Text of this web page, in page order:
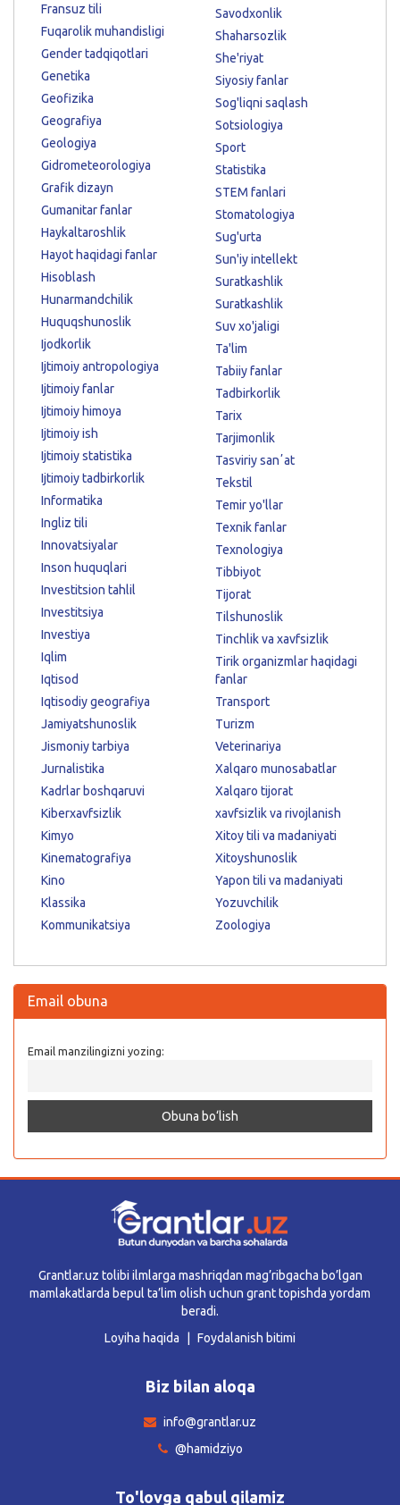
Fransuz tili
Fuqarolik muhandisligi
Gender tadqiqotlari
Genetika
Geofizika
Geografiya
Geologiya
Gidrometeorologiya
Grafik dizayn
Gumanitar fanlar
Haykaltaroshlik
Hayot haqidagi fanlar
Hisoblash
Hunarmandchilik
Huquqshunoslik
Ijodkorlik
Ijtimoiy antropologiya
Ijtimoiy fanlar
Ijtimoiy himoya
Ijtimoiy ish
Ijtimoiy statistika
Ijtimoiy tadbirkorlik
Informatika
Ingliz tili
Innovatsiyalar
Inson huquqlari
Investitsion tahlil
Investitsiya
Investiya
Iqlim
Iqtisod
Iqtisodiy geografiya
Jamiyatshunoslik
Jismoniy tarbiya
Jurnalistika
Kadrlar boshqaruvi
Kiberxavfsizlik
Kimyo
Kinematografiya
Kino
Klassika
Kommunikatsiya
Savodxonlik
Shaharsozlik
She'riyat
Siyosiy fanlar
Sog'liqni saqlash
Sotsiologiya
Sport
Statistika
STEM fanlari
Stomatologiya
Sug'urta
Sun'iy intellekt
Suratkashlik
Suratkashlik
Suv xo'jaligi
Ta'lim
Tabiiy fanlar
Tadbirkorlik
Tarix
Tarjimonlik
Tasviriy sanʼat
Tekstil
Temir yo'llar
Texnik fanlar
Texnologiya
Tibbiyot
Tijorat
Tilshunoslik
Tinchlik va xavfsizlik
Tirik organizmlar haqidagi
fanlar
Transport
Turizm
Veterinariya
Xalqaro munosabatlar
Xalqaro tijorat
xavfsizlik va rivojlanish
Xitoy tili va madaniyati
Xitoyshunoslik
Yapon tili va madaniyati
Yozuvchilik
Zoologiya
Email obuna
Email manzilingizni yozing:
Grantlar.uz tolibi ilmlarga mashriqdan mag’ribgacha bo’lgan
mamlakatlarda bepul ta’lim olish uchun grant topishda yordam
beradi.
Loyiha haqida
Foydalanish bitimi
Biz bilan aloqa
info@grantlar.uz
@hamidziyo
To'lovga qabul qilamiz